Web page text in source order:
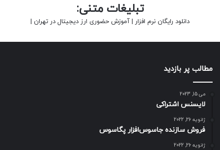
تبلیغات متنی:
دانلود رایگان نرم افزار | آموزش حضوری ارز دیجیتال در تهران |
مطالب پر بازدید
می 15, 2023
لایسنس اشتراکی
ژانویه 26, 2022
فروش سازنده جاسوس‌افزار پگاسوس
ژانویه 26, 2022